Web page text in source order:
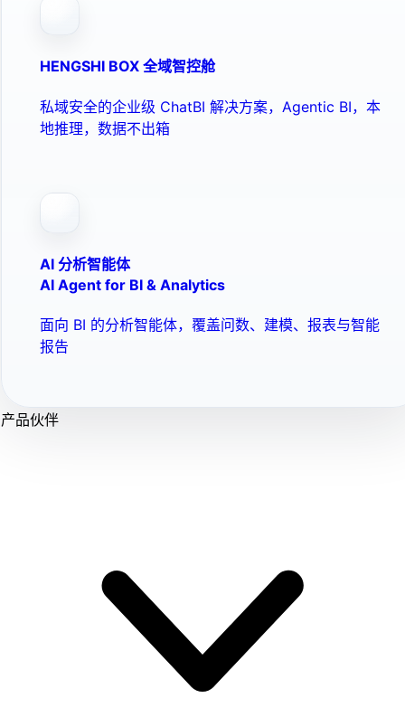
HENGSHI BOX 全域智控舱
私域安全的企业级 ChatBI 解决方案，Agentic BI，本
地推理，数据不出箱
AI 分析智能体
AI Agent for BI & Analytics
面向 BI 的分析智能体，覆盖问数、建模、报表与智能
报告
产品伙伴